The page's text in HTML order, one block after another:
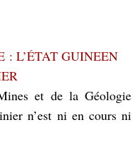
: L’ÉTAT GUINEEN
et de la Géologie
n’est ni en cours ni